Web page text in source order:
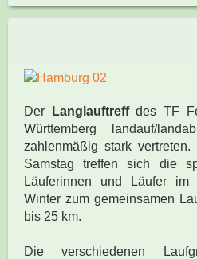
Der Langlauftreffdes TF
Württemberg landauf/
zahlenmäßig stark
Samstag treffen sich die
Läuferinnen und Läufer
Winter zum gemeinsamen
bis 25 km.
Die verschiedenen